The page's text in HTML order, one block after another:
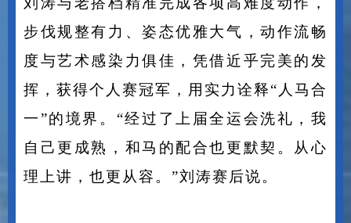
步伐规整有力、姿态优雅大气，动作流畅
度与艺术感染力俱佳，凭借近乎完美的发
挥，获得个人赛冠军，用实力诠释“ 人马合
一”的境界。 “经过了上届全运会洗礼，我
自己更成熟，和马的配合也更默契。从心
理上讲，也更从容。 ”刘涛赛后说。